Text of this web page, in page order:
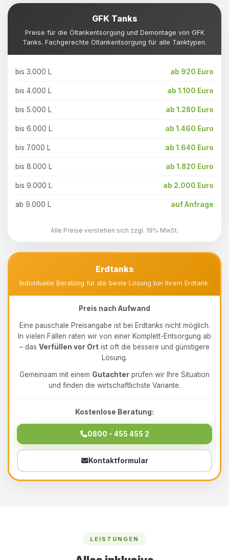
GFK Tanks
Preise für die Öltankentsorgung und Demontage von GFK
Tanks. Fachgerechte Öltankentsorgung für alle Tanktypen.
bis 3.000 L ab 920 Euro
bis 4.000 L ab 1.100 Euro
bis 5.000 L ab 1.280 Euro
bis 6.000 L ab 1.460 Euro
bis 7.000 L ab 1.640 Euro
bis 8.000 L ab 1.820 Euro
bis 9.000 L ab 2.000 Euro
ab 9.000 L auf Anfrage
Alle Preise verstehen sich zzgl. 19% MwSt.
Erdtanks
Individuelle Beratung für die beste Lösung bei Ihrem Erdtank.
Preis nach Aufwand
Eine pauschale Preisangabe ist bei Erdtanks nicht möglich.
In vielen Fällen raten wir von einer Komplett-Entsorgung ab
– das Verfüllen vor Ort ist oft die bessere und günstigere
Lösung.
Gemeinsam mit einem Gutachter prüfen wir Ihre Situation
und finden die wirtschaftlichste Variante.
Kostenlose Beratung:
0800 - 455 455 2
Kontaktformular
LEISTUNGEN